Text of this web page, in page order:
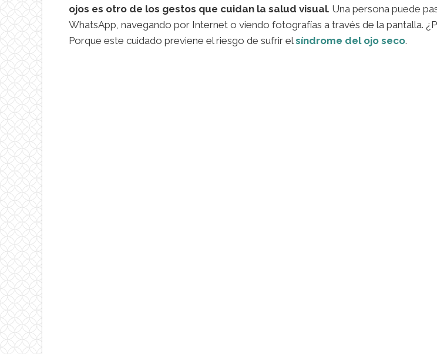
ojos es otro de los gestos que cuidan la salud visual. Una persona puede
WhatsApp, navegando por Internet o viendo fotografías a través de la pantalla.
Porque este cuidado previene el riesgo de sufrir elsíndrome del ojo seco.